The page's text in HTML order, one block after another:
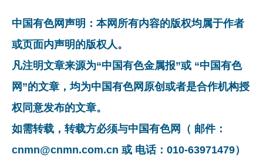
中国有色网声明：本网所有内容的版权均属于作者
或页面内声明的版权人。
凡注明文章来源为“中国有色金属报”或 “中国有色
网”的文章，均为中国有色网原创或者是合作机构授
权同意发布的文章。
如需转载，转载方必须与中国有色网（ 邮件：
cnmn@cnmn.com.cn 或 电话：010-63971479）